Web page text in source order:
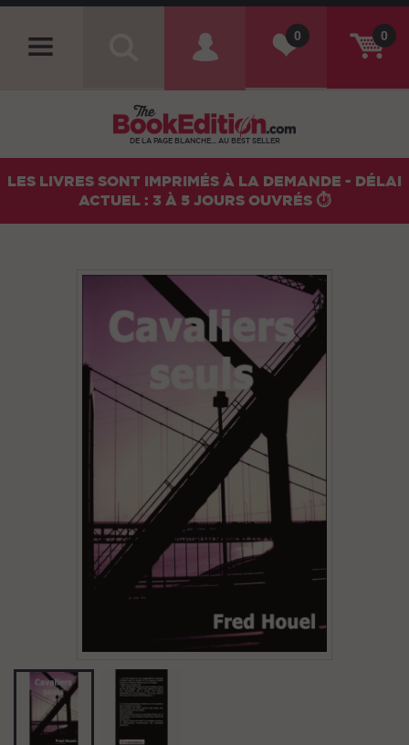
0
0
DE LA PAGE BLANCHE... AU BEST SELLER
LES LIVRES SONT IMPRIMÉS À LA DEMANDE - DÉLAI
ACTUEL : 3 À 5 JOURS OUVRÉS ⏱️